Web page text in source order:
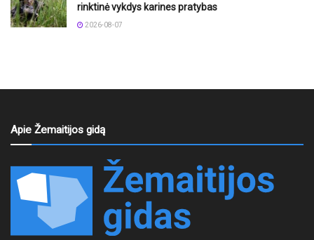
rinktinė vykdys karines pratybas
2026-08-07
Apie Žemaitijos gidą